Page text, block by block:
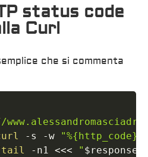
status code
Curl
che si commenta
-s -w "%{http_code}"
tail -n1 <<< " $response